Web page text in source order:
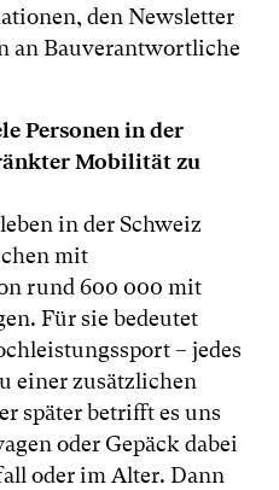
den Newsletter
an Bauverantwortliche
Personen in der
Mobilität zu
in der Schweiz
mit
rund 600 000 mit
Für sie bedeutet
– jedes
einer zusätzlichen
später betrifft es uns
oder Gepäck dabei
oder im Alter. Dann